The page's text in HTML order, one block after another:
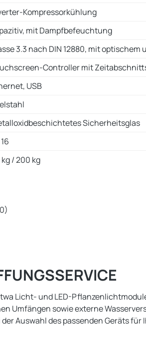
Kompressorkühlung
mit Dampfbefeuchtung
3.3 nach DIN 12880, mit
Controller mit
USB
Sicherheitsglas
/ 200 kg
Licht- und LED-
Umfängen sowie externe
Auswahl des passenden Geräts für